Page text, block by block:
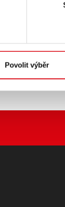
Povolit výběr